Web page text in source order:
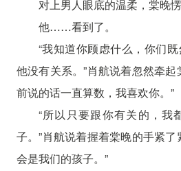
对上男人眼底的温柔，棠晚愣
他……看到了。
“我知道你顾虑什么，你们
他没有关系。”肖航说着忽然牵起
前说的话一直算数，我喜欢你。”
“所以只要跟你有关的，我
子。”肖航说着握着棠晚的手紧
会是我们的孩子。”